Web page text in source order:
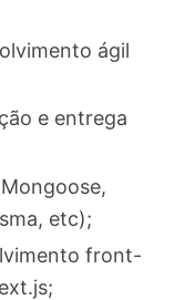
ágil
e entrega
etc);
front-